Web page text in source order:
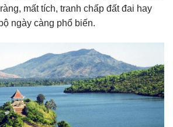
mất tích, tranh chấp đất đai hay
ngày càng phổ biến.